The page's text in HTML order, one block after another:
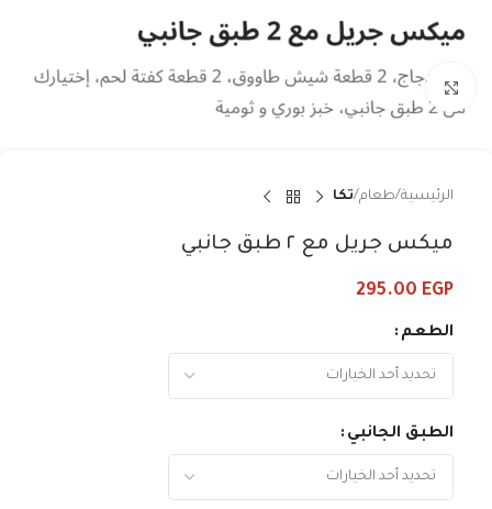
Click to enlarge
الرئيسية طعام تكا
ميكس جريل مع ٢ طبق جانبي
295.00 EGP
الطعم
الطبق الجانبي